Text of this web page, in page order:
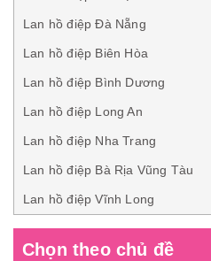
Lan hồ điệp Đà Nẵng
Lan hồ điệp Biên Hòa
Lan hồ điệp Bình Dương
Lan hồ điệp Long An
Lan hồ điệp Nha Trang
Lan hồ điệp Bà Rịa Vũng Tàu
Lan hồ điệp Vĩnh Long
Chọn theo chủ đề